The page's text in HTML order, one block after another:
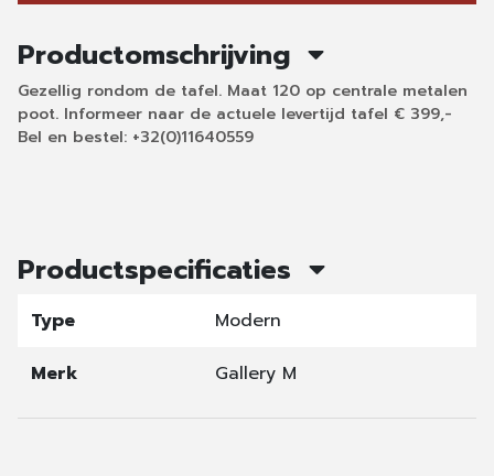
Productomschrijving
Gezellig rondom de tafel. Maat 120 op centrale metalen
poot. Informeer naar de actuele levertijd tafel € 399,-
Bel en bestel: +32(0)11640559
Productspecificaties
Type
Modern
Merk
Gallery M